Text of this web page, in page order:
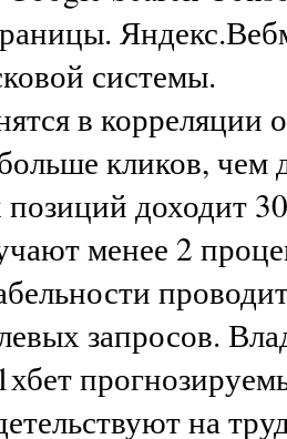
системы.
в корреляции
кликов,
доходит
менее 2
запросов.
на